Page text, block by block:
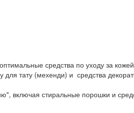
средства по уходу за
тату (мехенди) и средства
включая стиральные порошки и